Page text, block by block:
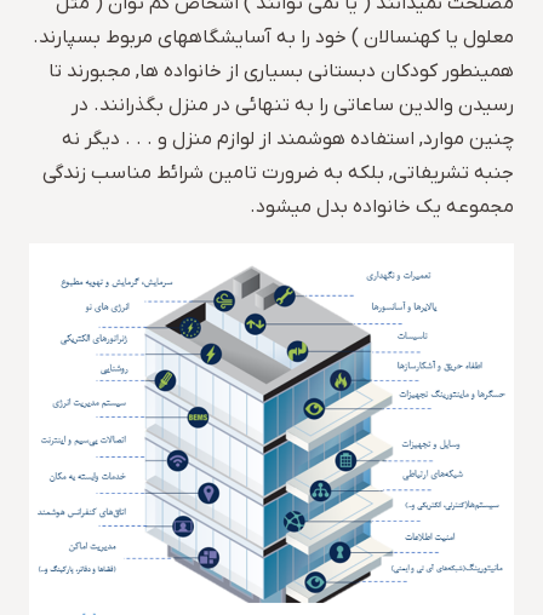
معلول یا کهنسالان ) خود را به آسایشگاههای مربوط بسپارند.
همینطور کودکان دبستانی بسیاری از خانواده ها, مجبورند تا
رسیدن والدین ساعاتی را به تنهائی در منزل بگذرانند. در
چنین موارد, استفاده هوشمند از لوازم منزل و . . . دیگر نه
جنبه تشریفاتی, بلکه به ضرورت تامین شرائط مناسب زندگی
مجموعه یک خانواده بدل میشود.